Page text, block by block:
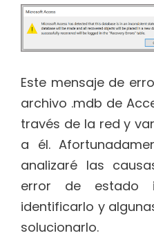
Este mensaje de
archivo .mdb de
través de la red y
a él.
analizaré las
error de estado
identificarlo y
solucionarlo.